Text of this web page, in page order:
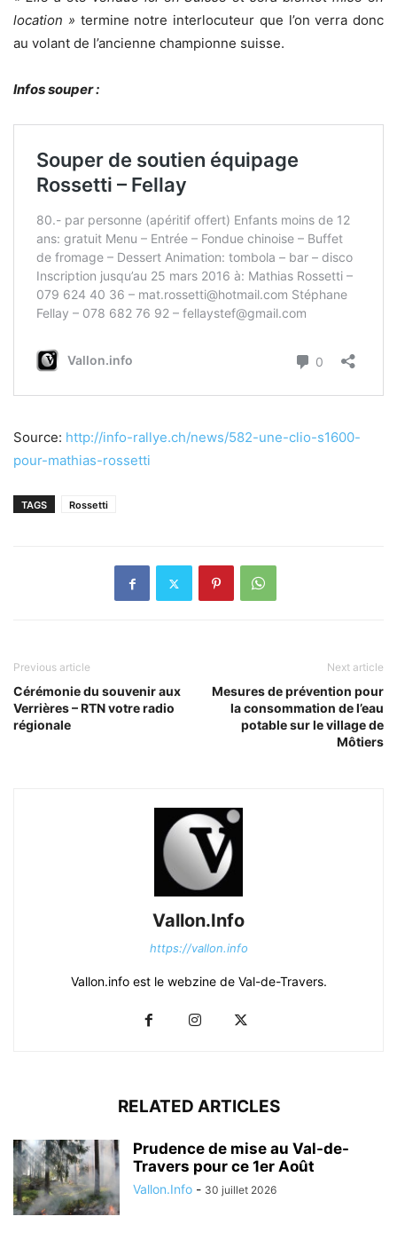
location » termine notre interlocuteur que l’on verra donc
au volant de l’ancienne championne suisse.
Infos souper :
Source: http://info-rallye.ch/news/582-une-clio-s1600-
pour-mathias-rossetti
TAGS Rossetti
Previous article
Cérémonie du souvenir aux
Verrières – RTN votre radio
régionale
Next article
Mesures de prévention pour
la consommation de l’eau
potable sur le village de
Môtiers
Vallon.Info
https://vallon.info
Vallon.info est le webzine de Val-de-Travers.
RELATED ARTICLES
Prudence de mise au Val-de-
Travers pour ce 1er Août
Vallon.Info - 30 juillet 2026